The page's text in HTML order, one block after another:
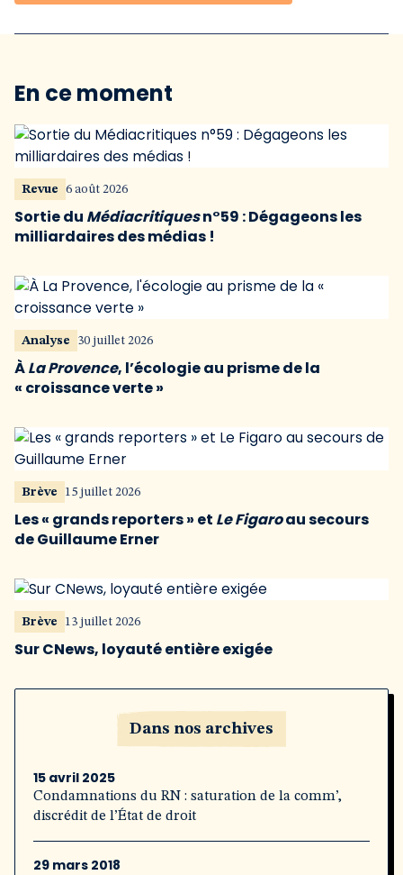
En ce moment
Revue 6 août 2026
Sortie du Médiacritiquesn°59 : Dégageons les
milliardaires des médias !
Analyse 30 juillet 2026
ÀLa Provence, l’écologie au prisme de la
« croissance verte »
Brève 15 juillet 2026
Les « grands reporters » et Le Figaroau secours
de Guillaume Erner
Brève 13 juillet 2026
Sur CNews, loyauté entière exigée
Dans nos archives
15 avril 2025
Condamnations du RN : saturation de la comm’,
discrédit de l’État de droit
29 mars 2018